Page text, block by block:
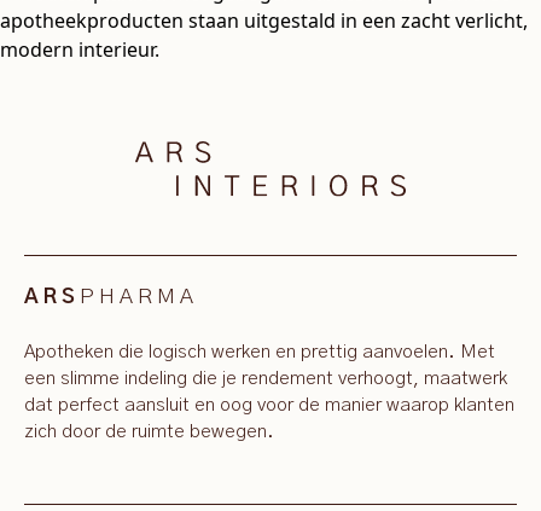
ARS PHARMA
Apotheken die logisch werken en prettig aanvoelen. Met
een slimme indeling die je rendement verhoogt, maatwerk
dat perfect aansluit en oog voor de manier waarop klanten
zich door de ruimte bewegen.